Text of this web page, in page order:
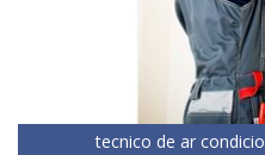
tecnico de ar